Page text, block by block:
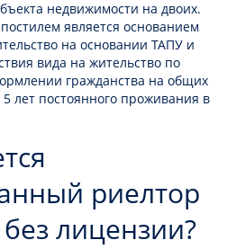
недвижимости на двоих.
является основанием
на основании ТАПУ и
вида на жительство по
гражданства на общих
5 лет постоянного проживания в
риелтор
лицензии?